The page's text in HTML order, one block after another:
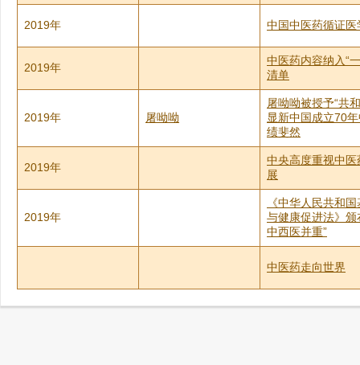
2019年 中国中医药循证医
2019年
中医药内容纳入“
清单
2019年 屠呦呦
屠呦呦被授予“共
显新中国成立70
绩斐然
2019年
中央高度重视中
展
2019年
《中华人民共和
与健康促进法》颁
中西医并重”
中医药走向世界